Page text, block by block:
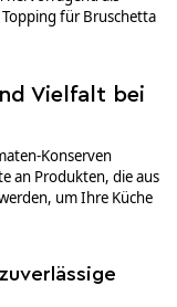
für Bruschetta
Vielfalt bei
Konserven
an Produkten, die aus
um Ihre Küche